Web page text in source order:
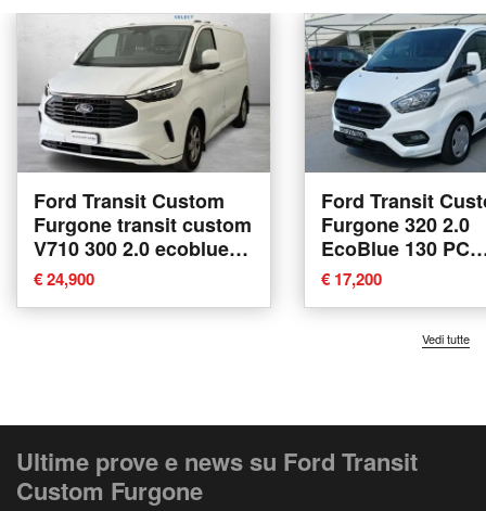
Ford Transit Custom
Furgone transit custom
V710 300 2.0 ecoblue
170cv Titanium L2H1
A8 del 2023 usata a
Como
€ 24,900
Ford Transit
Furgone 320 2.0
EcoBlue 130 PC
Furgone Trend
usata a
Garda
€ 17,200
Vedi tutte
Ultime prove e news su Ford Transit
Custom Furgone